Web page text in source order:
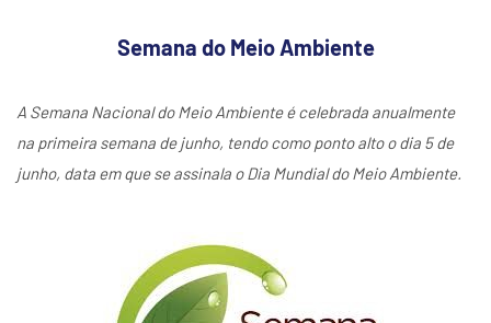
Semana do Meio Ambiente
A Semana Nacional do Meio Ambiente é celebrada anualmente
na primeira semana de junho, tendo como ponto alto o dia 5 de
junho, data em que se assinala o Dia Mundial do Meio Ambiente.